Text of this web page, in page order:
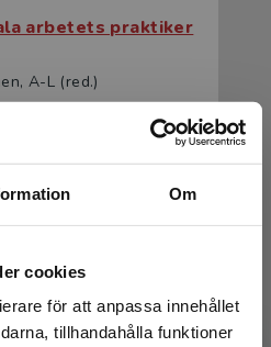
Om
cookies
för att anpassa innehållet
tillhandahålla funktioner
arbetets praktiker
A-L (red.)